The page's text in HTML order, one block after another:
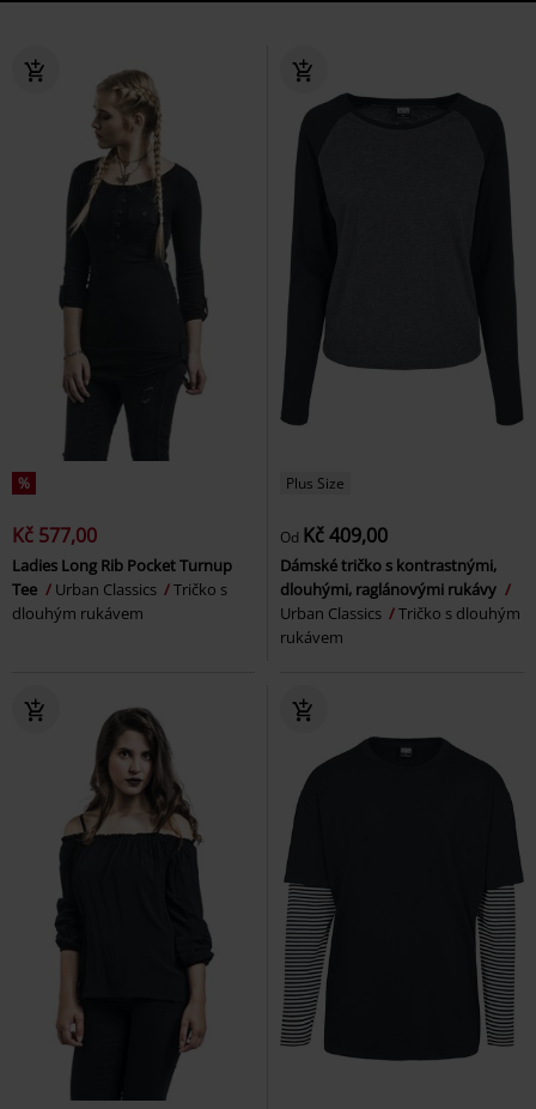
%
Kč 577,00
Ladies Long Rib Pocket Turnup
Tee
Urban Classics
Tričko s
dlouhým rukávem
Plus Size
Od Kč 409,00
Dámské tričko s kontrastnými,
dlouhými, raglánovými rukávy
Urban Classics
Tričko s dlouhým
rukávem